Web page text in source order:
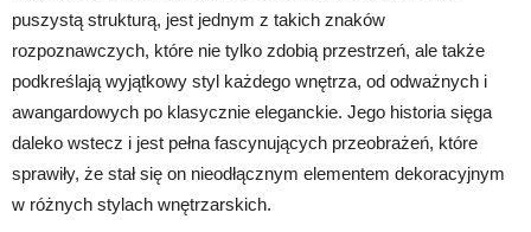
puszystą strukturą, jest jednym z takich znaków
rozpoznawczych, które nie tylko zdobią przestrzeń, ale także
podkreślają wyjątkowy styl każdego wnętrza, od odważnych i
awangardowych po klasycznie eleganckie. Jego historia sięga
daleko wstecz i jest pełna fascynujących przeobrażeń, które
sprawiły, że stał się on nieodłącznym elementem dekoracyjnym
w różnych stylach wnętrzarskich.